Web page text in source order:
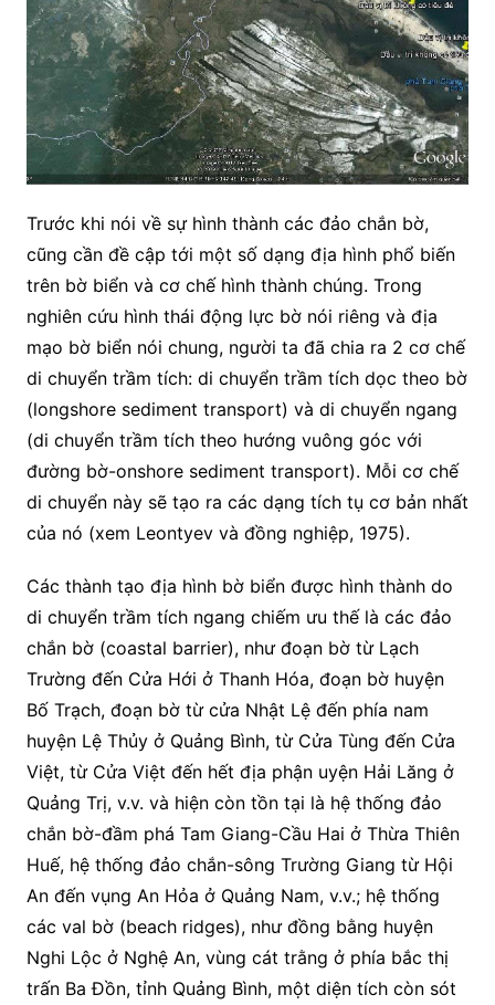
Trước khi nói về sự hình thành các đảo chắn bờ,
cũng cần đề cập tới một số dạng địa hình phổ biến
trên bờ biển và cơ chế hình thành chúng. Trong
nghiên cứu hình thái động lực bờ nói riêng và địa
mạo bờ biển nói chung, người ta đã chia ra 2 cơ chế
di chuyển trầm tích: di chuyển trầm tích dọc theo bờ
(longshore sediment transport) và di chuyển ngang
(di chuyển trầm tích theo hướng vuông góc với
đường bờ-onshore sediment transport). Mỗi cơ chế
di chuyển này sẽ tạo ra các dạng tích tụ cơ bản nhất
của nó (xem Leontyev và đồng nghiệp, 1975).
Các thành tạo địa hình bờ biển được hình thành do
di chuyển trầm tích ngang chiếm ưu thế là các đảo
chắn bờ (coastal barrier), như đoạn bờ từ Lạch
Trường đến Cửa Hới ở Thanh Hóa, đoạn bờ huyện
Bố Trạch, đoạn bờ từ cửa Nhật Lệ đến phía nam
huyện Lệ Thủy ở Quảng Bình, từ Cửa Tùng đến Cửa
Việt, từ Cửa Việt đến hết địa phận uyện Hải Lăng ở
Quảng Trị, v.v. và hiện còn tồn tại là hệ thống đảo
chắn bờ-đầm phá Tam Giang-Cầu Hai ở Thừa Thiên
Huế, hệ thống đảo chắn-sông Trường Giang từ Hội
An đến vụng An Hỏa ở Quảng Nam, v.v.; hệ thống
các val bờ (beach ridges), như đồng bằng huyện
Nghi Lộc ở Nghệ An, vùng cát trằng ở phía bắc thị
trấn Ba Đồn, tỉnh Quảng Bình, một diện tích còn sót